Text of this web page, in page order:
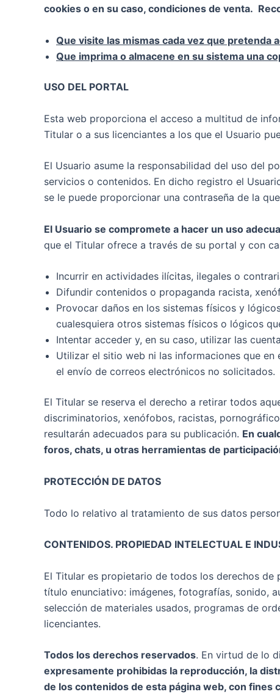
cookies o en su caso, condiciones de venta.
Que visite las mismas cada vez que
Que imprima o almacene en su sistema una
USO DEL PORTAL
Esta web proporciona el acceso a multitud de
Titular o a sus licenciantes a los que el Usuario
El Usuario asume la responsabilidad del uso del
servicios o contenidos. En dicho registro el
se le puede proporcionar una contraseña de la
El Usuario se compromete a hacer un uso
que el Titular ofrece a través de su portal y con
Incurrir en actividades ilícitas, ilegales o
Difundir contenidos o propaganda racista,
Provocar daños en los sistemas físicos y
cualesquiera otros sistemas físicos o lógicos
Intentar acceder y, en su caso, utilizar las
Utilizar el sitio web ni las informaciones que
el envío de correos electrónicos no solicitados.
El Titular se reserva el derecho a retirar todos
discriminatorios, xenófobos, racistas,
resultarán adecuados para su publicación. En
foros, chats, u otras herramientas de
PROTECCIÓN DE DATOS
Todo lo relativo al tratamiento de sus datos
CONTENIDOS. PROPIEDAD INTELECTUAL E
El Titular es propietario de todos los derechos
título enunciativo: imágenes, fotografías, sonido,
selección de materiales usados, programas de
licenciantes.
Todos los derechos reservados. En virtud de lo
expresamente prohibidas la reproducción, la
de los contenidos de esta página web, con